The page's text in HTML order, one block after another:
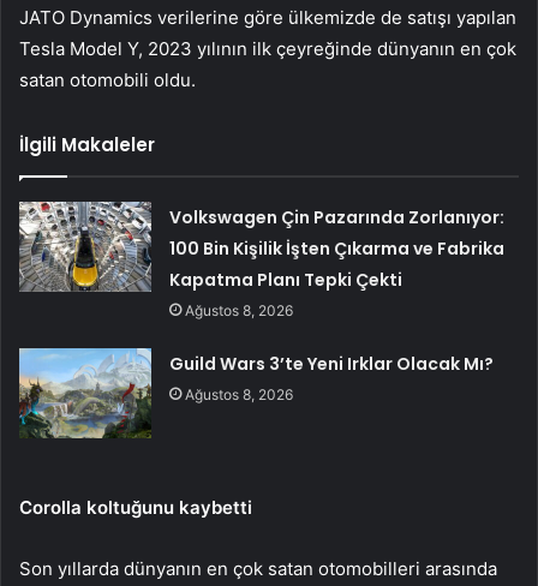
JATO Dynamics verilerine göre ülkemizde de satışı yapılan
Tesla Model Y, 2023 yılının ilk çeyreğinde dünyanın en çok
satan otomobili oldu.
İlgili Makaleler
Volkswagen Çin Pazarında Zorlanıyor:
100 Bin Kişilik İşten Çıkarma ve Fabrika
Kapatma Planı Tepki Çekti
Ağustos 8, 2026
Guild Wars 3’te Yeni Irklar Olacak Mı?
Ağustos 8, 2026
Corolla koltuğunu kaybetti
Son yıllarda dünyanın en çok satan otomobilleri arasında